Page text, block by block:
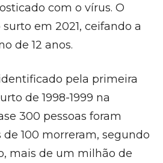
com o vírus. O
em 2021, ceifando a
de 12 anos.
pela primeira
de 1998-1999 na
300 pessoas foram
100 morreram, segundo
mais de um milhão de